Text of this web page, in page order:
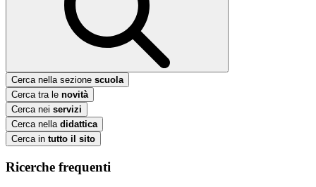
Cerca nella sezione scuola
Cerca tra le novità
Cerca nei servizi
Cerca nella didattica
Cerca in tutto il sito
Ricerche frequenti